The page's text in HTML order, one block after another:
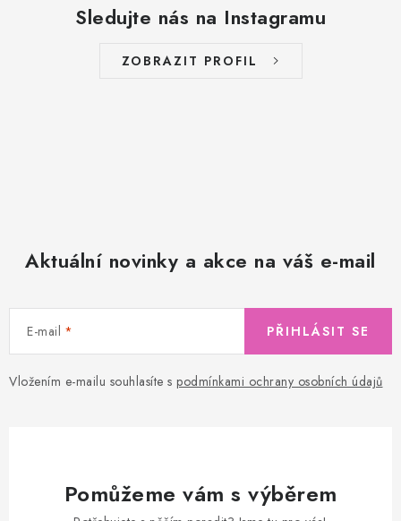
Sledujte nás na Instagramu
ZOBRAZIT PROFIL
Aktuální novinky a akce na váš e-mail
E-mail
Vložením e-mailu souhlasíte s podmínkami ochrany osobních údajů
PŘIHLÁSIT SE
Pomůžeme vám s výběrem